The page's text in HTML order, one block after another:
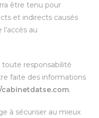
être tenu pour
et indirects causés
au
toute responsabilité
faite des informations
.
à sécuriser au mieux